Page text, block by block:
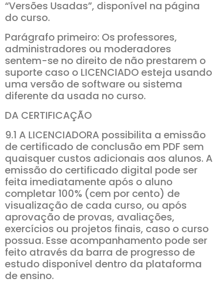
“Versões Usadas”, disponível na página
do curso.
Parágrafo primeiro: Os professores,
administradores ou moderadores
sentem-se no direito de não prestarem o
suporte caso o LICENCIADO esteja usando
uma versão de software ou sistema
diferente da usada no curso.
DA CERTIFICAÇÃO
9.1 A LICENCIADORA possibilita a emissão
de certificado de conclusão em PDF sem
quaisquer custos adicionais aos alunos. A
emissão do certificado digital pode ser
feita imediatamente após o aluno
completar 100% (cem por cento) de
visualização de cada curso, ou após
aprovação de provas, avaliações,
exercícios ou projetos finais, caso o curso
possua. Esse acompanhamento pode ser
feito através da barra de progresso de
estudo disponível dentro da plataforma
de ensino.